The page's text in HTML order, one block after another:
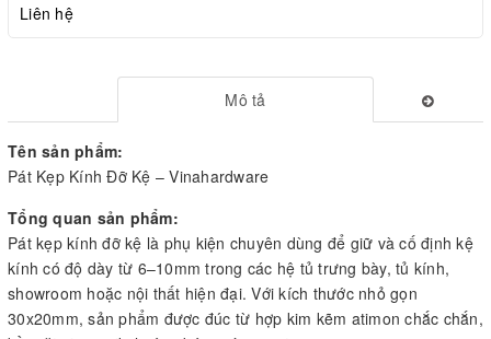
Liên hệ
Mô tả
Tên sản phẩm:
Pát Kẹp Kính Đỡ Kệ – Vinahardware
Tổng quan sản phẩm:
Pát kẹp kính đỡ kệ là phụ kiện chuyên dùng để giữ và cố định kệ
kính có độ dày từ 6–10mm trong các hệ tủ trưng bày, tủ kính,
showroom hoặc nội thất hiện đại. Với kích thước nhỏ gọn
30x20mm, sản phẩm được đúc từ hợp kim kẽm atimon chắc chắn,